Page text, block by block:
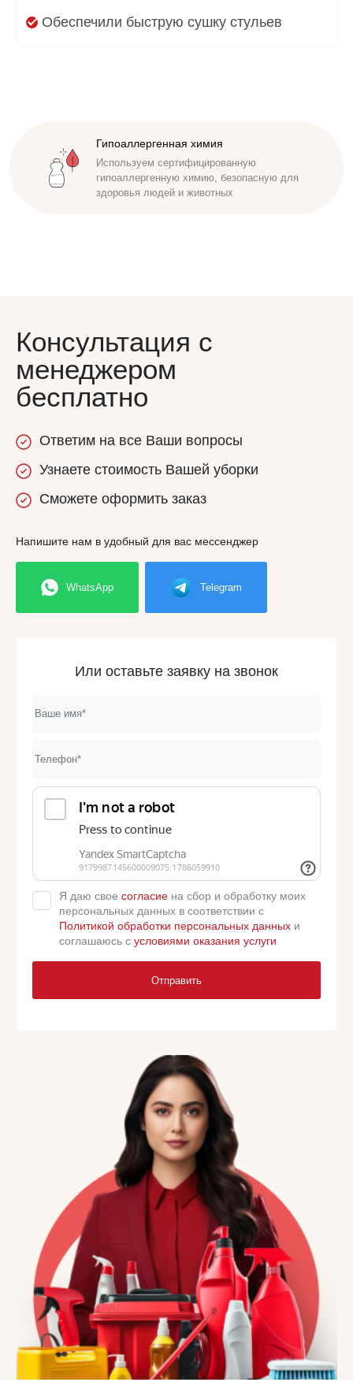
Обеспечили быструю сушку стульев
Доступная стоимость
Удобные способы оплаты. Наличный,
безналичный расчет. Работаем по договору
Консультация с
менеджером
бесплатно
Ответим на все Ваши вопросы
Узнаете стоимость Вашей уборки
Сможете оформить заказ
Напишите нам в удобный для вас мессенджер
WhatsApp Telegram
Или оставьте заявку на звонок
Я даю свое согласие на сбор и обработку моих
персональных данных в соответствии с
Политикой обработки персональных данных и
соглашаюсь с условиями оказания услуги
Отправить